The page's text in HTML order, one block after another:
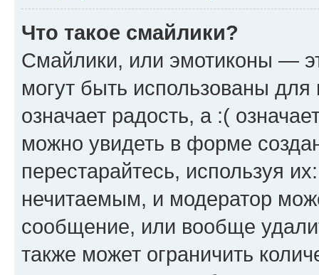
Что такое смайлики?
Смайлики, или эмотиконы —
могут быть использованы
означает радость, а :(
можно увидеть в форме
перестарайтесь, используя
нечитаемым, и модератор
сообщение, или вообще
также может ограничить